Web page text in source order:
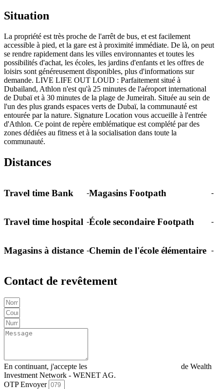
Situation
La propriété est très proche de l'arrêt de bus, et est facilement
accessible à pied, et la gare est à proximité immédiate. De là, on peut
se rendre rapidement dans les villes environnantes et toutes les
possibilités d'achat, les écoles, les jardins d'enfants et les offres de
loisirs sont généreusement disponibles, plus d'informations sur
demande. LIVE LIFE OUT LOUD : Parfaitement situé à
Dubailand, Athlon n'est qu'à 25 minutes de l'aéroport international
de Dubaï et à 30 minutes de la plage de Jumeirah. Située au sein de
l'un des plus grands espaces verts de Dubaï, la communauté est
entourée par la nature. Signature Location vous accueille à l'entrée
d'Athlon. Ce point de repère emblématique est complété par des
zones dédiées au fitness et à la socialisation dans toute la
communauté.
Distances
Travel time Bank -Magasins Footpath -
Travel time hospital -École secondaire Footpath -
Magasins à distance -Chemin de l'école élémentaire -
Contact de revêtement
En continuant, j'accepte les
de Wealth
Investment Network - WENET AG.
OTP Envoyer